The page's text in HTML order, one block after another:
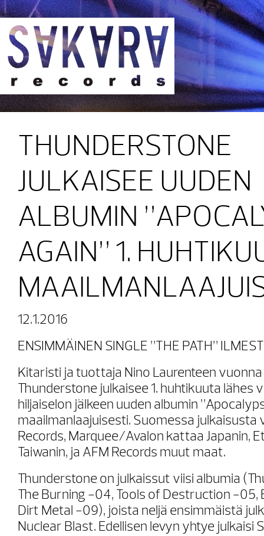
Sakara Records
THUNDERSTONE
JULKAISEE UUDEN
ALBUMIN
AGAIN” 1.
12.1.2016
ENSIMMÄINEN SINGLE ”THE PATH”
Kitaristi ja tuottaja Nino Laurenteen
Thunderstone julkaisee 1. huhtikuuta lähes
hiljaiselon jälkeen uuden albumin
maailmanlaajuisesti. Suomessa julkaisusta
Records, Marquee/Avalon kattaa Japanin,
Taiwanin, ja AFM Records muut maat.
Thunderstone on julkaissut viisi albumia
The Burning -04, Tools of Destruction -05,
Dirt Metal -09), joista neljä ensimmäistä
Nuclear Blast. Edellisen levyn yhtye julkaisi